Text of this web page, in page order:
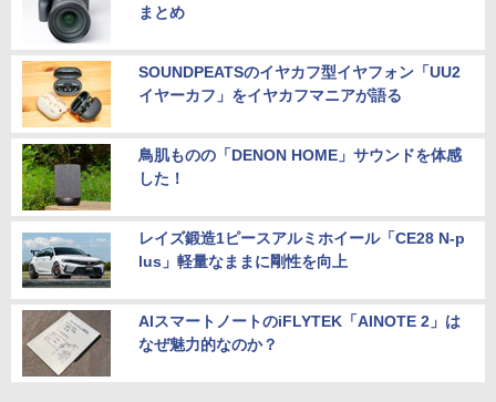
まとめ
SOUNDPEATSのイヤカフ型イヤフォン「UU2
イヤーカフ」をイヤカフマニアが語る
鳥肌ものの「DENON HOME」サウンドを体感
した！
レイズ鍛造1ピースアルミホイール「CE28 N-p
lus」軽量なままに剛性を向上
AIスマートノートのiFLYTEK「AINOTE 2」は
なぜ魅力的なのか？